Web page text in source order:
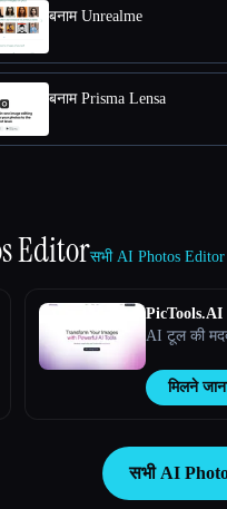
बनाम Unrealme
बनाम Prisma Lensa
Editorसभी AI Photos
PicTools.AI
AI टूल की
मिलने
सभी AI